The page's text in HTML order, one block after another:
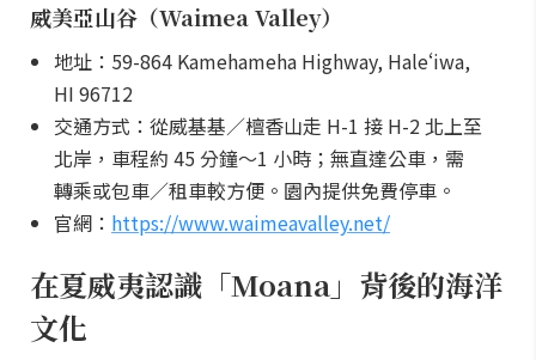
威美亞山谷（Waimea Valley）
地址：59-864 Kamehameha Highway, Haleʻiwa,
HI 96712
交通方式：從威基基／檀香山走 H-1 接 H-2 北上至
北岸，車程約 45 分鐘～1 小時；無直達公車，需
轉乘或包車／租車較方便。園內提供免費停車。
官網： https://www.waimeavalley.net/
在夏威夷認識「Moana」背後的海洋
文化